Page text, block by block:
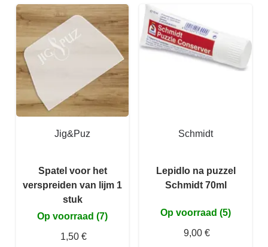
Jig&Puz
Spatel voor het
verspreiden van lijm 1
stuk
Op voorraad (7)
1,50 €
Schmidt
Lepidlo na puzzel
Schmidt 70ml
Op voorraad (5)
9,00 €